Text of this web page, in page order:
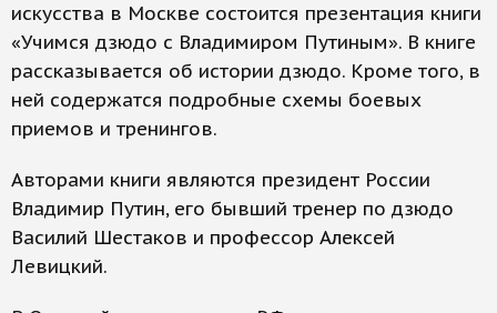
искусства в Москве состоится презентация книги
«Учимся дзюдо с Владимиром Путиным». В книге
рассказывается об истории дзюдо. Кроме того, в
ней содержатся подробные схемы боевых
приемов и тренингов.
Авторами книги являются президент России
Владимир Путин, его бывший тренер по дзюдо
Василий Шестаков и профессор Алексей
Левицкий.